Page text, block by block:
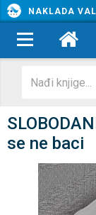
NAKLADA VAL
se ne baci